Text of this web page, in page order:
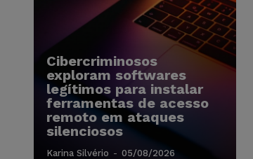
Cibercriminosos
exploram softwares
legítimos para instalar
ferramentas de acesso
remoto em ataques
silenciosos
Karina Silvério - 05/08/2026